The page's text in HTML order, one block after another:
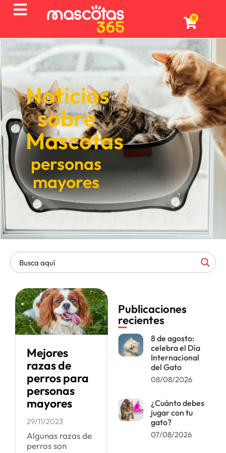
0
Noticias
sobre
Mascotas
personas
mayores
Mejores
razas de
perros para
personas
mayores
29/11/2023
Algunas razas de
perros son
Publicaciones
recientes
8 de agosto:
celebra el Día
Internacional
del Gato
08/08/2026
¿Cuánto debes
jugar con tu
gato?
07/08/2026